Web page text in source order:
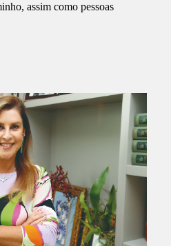
assim como pessoas